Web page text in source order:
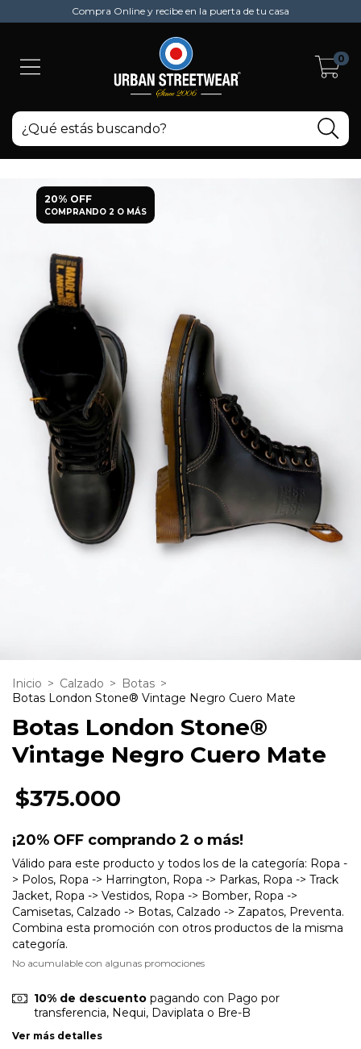
Compra Online y recibe en la puerta de tu casa
0
20% OFF
COMPRANDO 2 O MÁS
Inicio > Calzado > Botas >
Botas London Stone® Vintage Negro Cuero Mate
Botas London Stone®
Vintage Negro Cuero Mate
$375.000
¡20% OFF comprando 2 o más!
Válido para este producto y todos los de la categoría: Ropa -
> Polos, Ropa -> Harrington, Ropa -> Parkas, Ropa -> Track
Jacket, Ropa -> Vestidos, Ropa -> Bomber, Ropa ->
Camisetas, Calzado -> Botas, Calzado -> Zapatos, Preventa.
Combina esta promoción con otros productos de la misma
categoría.
No acumulable con algunas promociones
10% de descuentopagando con Pago por
transferencia, Nequi, Daviplata o Bre-B
Ver más detalles